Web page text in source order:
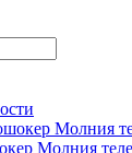
Молния